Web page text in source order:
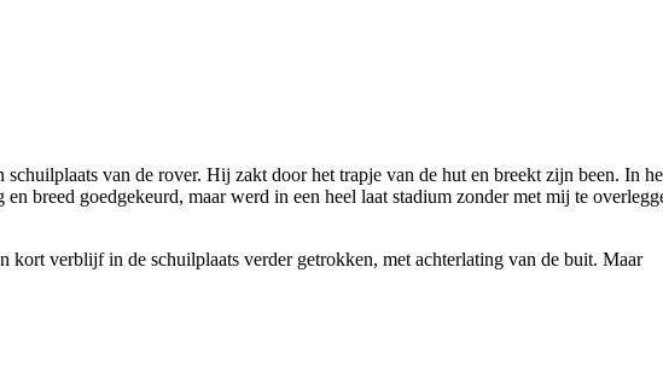
van de rover. Hij zakt door het trapje van de hut en breekt zijn been. In
breed goedgekeurd, maar werd in een heel laat stadium zonder met mij te
kort verblijf in de schuilplaats verder getrokken, met achterlating van de buit. Maar